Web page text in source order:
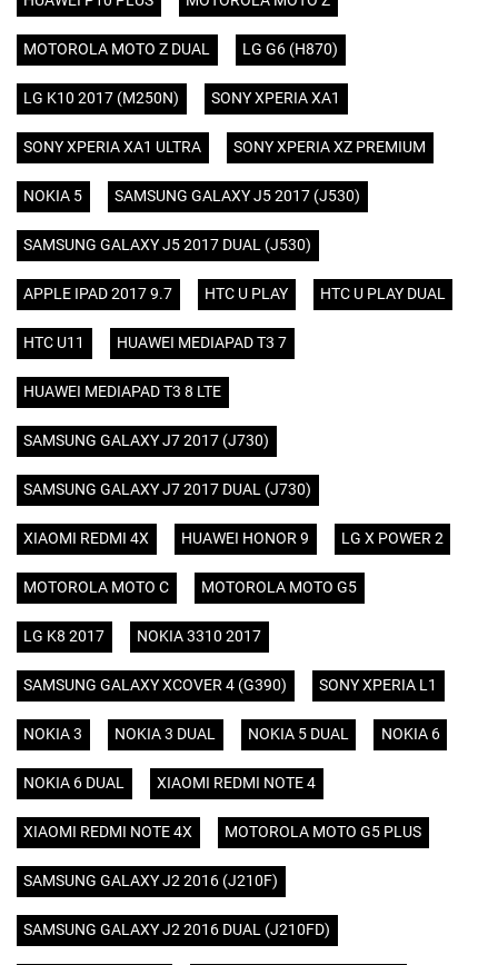
MOTOROLA MOTO Z DUAL LG G6 (H870)
LG K10 2017 (M250N) SONY XPERIA XA1
SONY XPERIA XA1 ULTRA SONY XPERIA XZ PREMIUM
NOKIA 5 SAMSUNG GALAXY J5 2017 (J530)
SAMSUNG GALAXY J5 2017 DUAL (J530)
APPLE IPAD 2017 9.7 HTC U PLAY HTC U PLAY DUAL
HTC U11 HUAWEI MEDIAPAD T3 7
HUAWEI MEDIAPAD T3 8 LTE
SAMSUNG GALAXY J7 2017 (J730)
SAMSUNG GALAXY J7 2017 DUAL (J730)
XIAOMI REDMI 4X HUAWEI HONOR 9 LG X POWER 2
MOTOROLA MOTO C MOTOROLA MOTO G5
LG K8 2017 NOKIA 3310 2017
SAMSUNG GALAXY XCOVER 4 (G390) SONY XPERIA L1
NOKIA 3 NOKIA 3 DUAL NOKIA 5 DUAL NOKIA 6
NOKIA 6 DUAL XIAOMI REDMI NOTE 4
XIAOMI REDMI NOTE 4X MOTOROLA MOTO G5 PLUS
SAMSUNG GALAXY J2 2016 (J210F)
SAMSUNG GALAXY J2 2016 DUAL (J210FD)